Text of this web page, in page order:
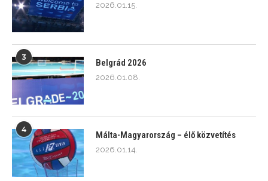
2026.01.15.
3
Belgrád 2026
2026.01.08.
4
Málta-Magyarország – élő közvetítés
2026.01.14.